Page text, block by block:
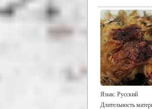
Язык: Русский
Длительность